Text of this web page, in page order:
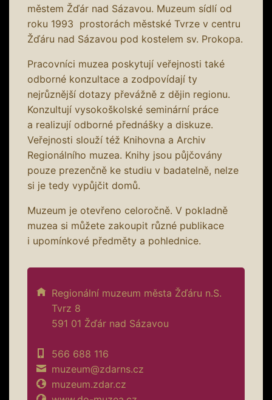
městem Žďár nad Sázavou. Muzeum sídlí od
roku 1993 prostorách městské Tvrze v centru
Žďáru nad Sázavou pod kostelem sv. Prokopa.
Pracovníci muzea poskytují veřejnosti také
odborné konzultace a zodpovídají ty
nejrůznější dotazy převážně z dějin regionu.
Konzultují vysokoškolské seminární práce
a realizují odborné přednášky a diskuze.
Veřejnosti slouží též Knihovna a Archiv
Regionálního muzea. Knihy jsou půjčovány
pouze prezenčně ke studiu v badatelně, nelze
si je tedy vypůjčit domů.
Muzeum je otevřeno celoročně. V pokladně
muzea si můžete zakoupit různé publikace
i upomínkové předměty a pohlednice.
Regionální muzeum města Žďáru n.S.
Tvrz 8
591 01 Žďár nad Sázavou
566 688 116
muzeum@zdarns.cz
muzeum.zdar.cz